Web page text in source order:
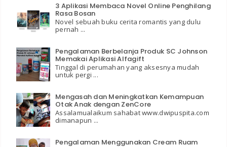
3 Aplikasi Membaca Novel Online Penghilang
Rasa Bosan
Novel sebuah buku cerita romantis yang dulu
pernah ...
Pengalaman Berbelanja Produk SC Johnson
Memakai Aplikasi Alfagift
Tinggal di perumahan yang aksesnya mudah
untuk pergi ...
Mengasah dan Meningkatkan Kemampuan
Otak Anak dengan ZenCore
Assalamualaikum sahabat www.dwipuspita.com
dimanapun ...
Pengalaman Menggunakan Cream Ruam